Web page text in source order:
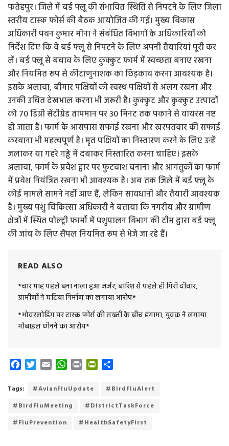
फतेहपुर। जिले में बर्ड फ्लू की संभावित स्थिति से निपटने के लिए जिला
स्तरीय टास्क फोर्स की बैठक आयोजित की गई। मुख्य विकास
अधिकारी पवन कुमार मीना ने संबंधित विभागों के अधिकारियों को
निर्देश दिए कि वे बर्ड फ्लू से निपटने के लिए अपनी तैयारियां पूरी कर
लें। बर्ड फ्लू से बचाव के लिए कुक्कुट फार्म में स्वच्छता बनाए रखना
और नियमित रूप से कीटाणुनाशक का छिड़काव करना आवश्यक है।
इसके अलावा, बीमार पक्षियों को स्वस्थ पक्षियों से अलग रखना और
उनकी उचित देखभाल करना भी जरूरी है। कुक्कुट और कुक्कुट उत्पादों
को 70 डिग्री सेंटीग्रेड तापमान पर 30 मिनट तक पकाने से वायरस नष्ट
हो जाता है। फार्म के आसपास सफाई रखना और खरपतवार की सफाई
करवाना भी महत्वपूर्ण है। मृत पक्षियों का निस्तारण करने के लिए उन्हें
जलाकर या गहरे गड्ढे में दबाकर निस्तारित करना चाहिए। इसके
अलावा, फार्म के प्रवेश द्वार पर फुटवाश बनाना और आगंतुकों का फार्म
में प्रवेश नियंत्रित रखना भी आवश्यक है। अब तक जिले में बर्ड फ्लू के
कोई मामले सामने नहीं आए हैं, लेकिन सावधानी और तैयारी आवश्यक
है। मुख्य पशु चिकित्सा अधिकारी ने बताया कि नगरीय और ग्रामीण
क्षेत्रों में स्थित पोल्ट्री फार्मों में पशुपालन विभाग की टीम द्वारा बर्ड फ्लू
की जांच के लिए सैंपल नियमित रूप से भेजे जा रहे हैं।
READ ALSO
*चार माह पहले बना नाला हुआ जर्जर, बारिश से पहले ही गिरी दीवार,
ग्रामीणों ने घटिया निर्माण का लगाया आरोप*
*ओवरलोडिंग पर टास्क फोर्स की सख्ती के बीच हंगामा, युवक ने लगाया
मोबाइल छीनने का आरोप*
c
b
o
T
i
t
e
a
l
W
a
s
P
i
t
P
t
F
a
e
Tags: #AvianFluUpdate
#BirdFluAlert
#BirdFluMeeting
#DistrictTaskForce
#FluPrevention
#HealthSafetyFirst